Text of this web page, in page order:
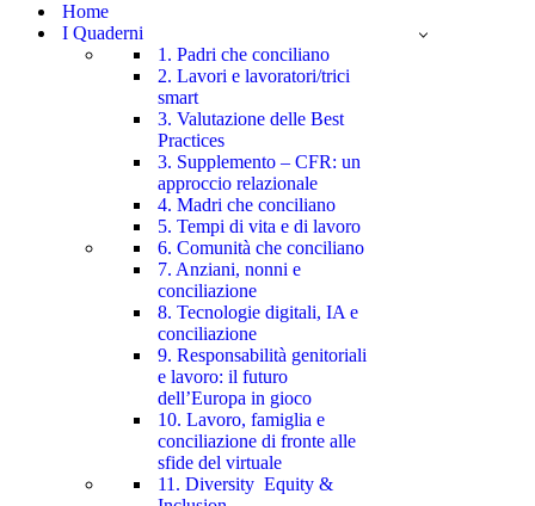
navigazione
Home
I Quaderni
1. Padri che conciliano
2. Lavori e lavoratori/trici
smart
3. Valutazione delle Best
Practices
3. Supplemento – CFR: un
approccio relazionale
4. Madri che conciliano
5. Tempi di vita e di lavoro
6. Comunità che conciliano
7. Anziani, nonni e
conciliazione
8. Tecnologie digitali, IA e
conciliazione
9. Responsabilità genitoriali
e lavoro: il futuro
dell’Europa in gioco
10. Lavoro, famiglia e
conciliazione di fronte alle
sfide del virtuale
11. Diversity Equity &